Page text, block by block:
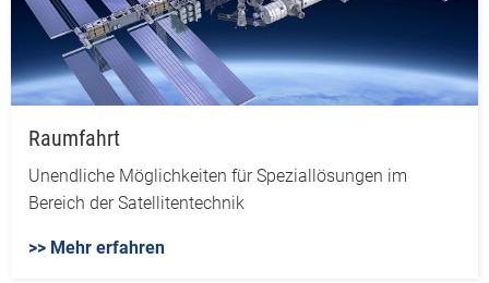
Raumfahrt
Unendliche Möglichkeiten für Speziallösungen im
Bereich der Satellitentechnik
>> Mehr erfahren